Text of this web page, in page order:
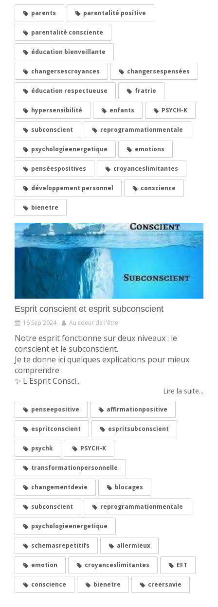
parents parentalité positive
parentalité consciente
éducation bienveillante
changersescroyances changersespensées
éducation respectueuse fratrie
hypersensibilité enfants PSYCH-K
subconscient reprogrammationmentale
psychologieenergetique emotions
penséespositives croyanceslimitantes
développement personnel conscience
bienetre
Esprit conscient et esprit subconscient
16 Sep 2024 Au coeur de l'être
Notre esprit fonctionne sur deux niveaux : le
conscient et le subconscient.
Je te donne ici quelques explications pour mieux
comprendre :
✨ L'Esprit Consci...
Lire la suite...
penseepositive affirmationpositive
espritconscient espritsubconscient
psychk PSYCH-K
transformationpersonnelle
changementdevie blocages
subconscient reprogrammationmentale
psychologieenergetique
schemasrepetitifs allermieux
emotion croyanceslimitantes EFT
conscience bienetre creersavie